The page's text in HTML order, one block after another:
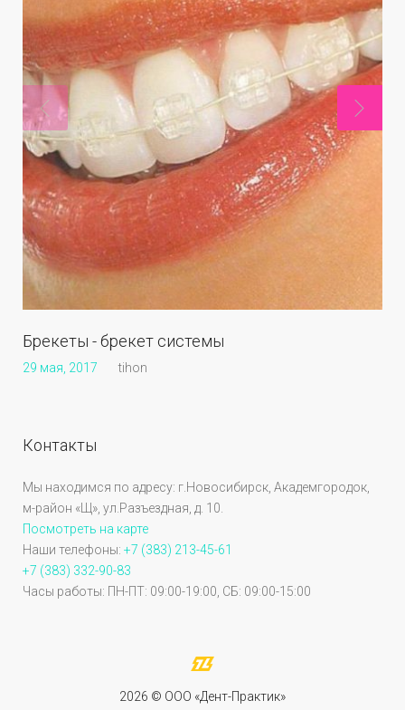
Брекеты - брекет системы
29 мая, 2017 tihon
Контакты
Мы находимся по адресу: г.Новосибирск, Академгородок,
м-район «Щ», ул.Разъездная, д. 10.
Посмотреть на карте
Наши телефоны: +7 (383) 213-45-61
+7 (383) 332-90-83
Часы работы: ПН-ПТ: 09:00-19:00, СБ: 09:00-15:00
2026 © OOO «Дент-Практик»